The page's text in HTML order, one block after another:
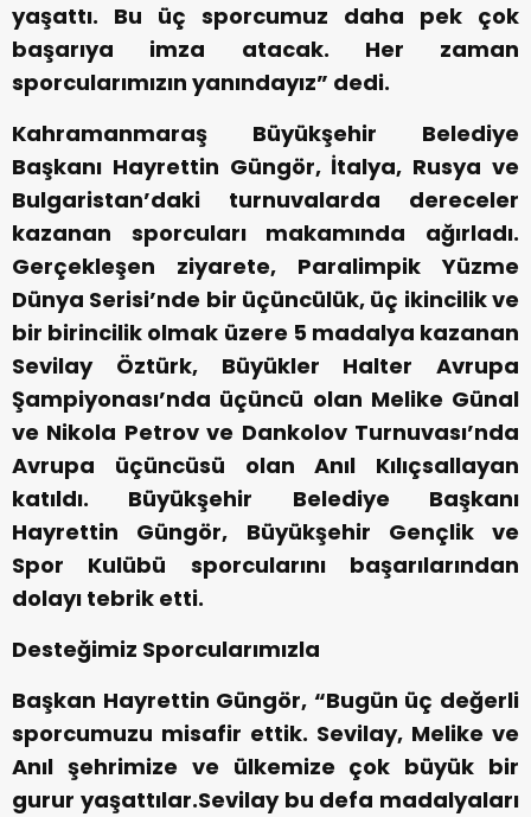
yaşattı. Bu üç sporcumuz daha pek çok
başarıya imza atacak. Her zaman
sporcularımızın yanındayız” dedi.
Kahramanmaraş Büyükşehir Belediye
Başkanı Hayrettin Güngör, İtalya, Rusya ve
Bulgaristan’daki turnuvalarda dereceler
kazanan sporcuları makamında ağırladı.
Gerçekleşen ziyarete, Paralimpik Yüzme
Dünya Serisi’nde bir üçüncülük, üç ikincilik ve
bir birincilik olmak üzere 5 madalya kazanan
Sevilay Öztürk, Büyükler Halter Avrupa
Şampiyonası’nda üçüncü olan Melike Günal
ve Nikola Petrov ve Dankolov Turnuvası’nda
Avrupa üçüncüsü olan Anıl Kılıçsallayan
katıldı. Büyükşehir Belediye Başkanı
Hayrettin Güngör, Büyükşehir Gençlik ve
Spor Kulübü sporcularını başarılarından
dolayı tebrik etti.
Desteğimiz Sporcularımızla
Başkan Hayrettin Güngör, “Bugün üç değerli
sporcumuzu misafir ettik. Sevilay, Melike ve
Anıl şehrimize ve ülkemize çok büyük bir
gurur yaşattılar.Sevilay bu defa madalyaları